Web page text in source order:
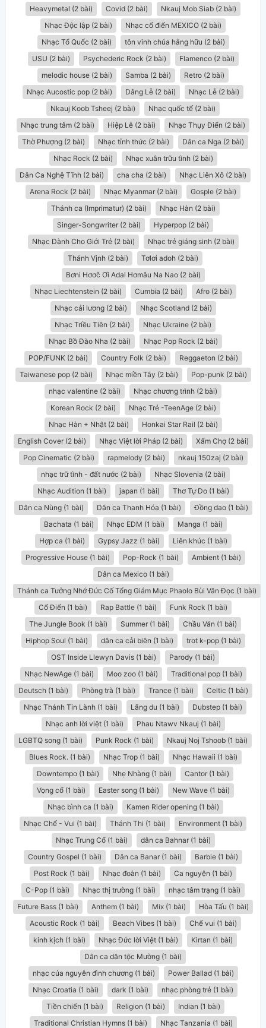
Heavymetal (2 bài) Covid (2 bài)
Nkauj Mob Siab (2 bài)
Nhạc Độc lập (2 bài)
Nhạc cổ điển MEXICO (2 bài)
Nhạc Tổ Quốc (2 bài)
tôn vinh chúa hằng hữu (2 bài)
USU (2 bài)
Psychederic Rock (2 bài)
Flamenco (2 bài)
melodic house (2 bài)
Samba (2 bài)
Retro (2 bài)
Nhạc Aucostic pop (2 bài)
Dâng Lễ (2 bài)
Nhạc Lễ (2 bài)
Nkauj Koob Tsheej (2 bài)
Nhạc quốc tế (2 bài)
Nhạc trung tâm (2 bài)
Hiệp Lễ (2 bài)
Nhạc Thụy Điển (2 bài)
Thờ Phượng (2 bài)
Nhạc tỉnh thức (2 bài)
Dân ca Nga (2 bài)
Nhạc Rock (2 bài)
Nhạc xuân trữu tình (2 bài)
Dân Ca Nghệ Tĩnh (2 bài)
cha cha (2 bài)
Nhạc Liên Xô (2 bài)
Arena Rock (2 bài)
Nhạc Myanmar (2 bài)
Gosple (2 bài)
Thánh ca (Imprimatur) (2 bài)
Nhạc Hàn (2 bài)
Singer-Songwriter (2 bài)
Hyperpop (2 bài)
Nhạc Dành Cho Giới Trẻ (2 bài)
Nhạc trẻ giáng sinh (2 bài)
Thánh Vịnh (2 bài)
Tơlơi adoh (2 bài)
Bơni Hơơč Ơi Adai Hơmâu Na Nao (2 bài)
Nhạc Liechtenstein (2 bài)
Cumbia (2 bài)
Afro (2 bài)
Nhạc cải lương (2 bài)
Nhạc Scotland (2 bài)
Nhạc Triều Tiên (2 bài)
Nhạc Ukraine (2 bài)
Nhạc Bồ Đào Nha (2 bài)
Nhạc Pop Rock (2 bài)
POP/FUNK (2 bài)
Country Folk (2 bài)
Reggaeton (2 bài)
Taiwanese pop (2 bài)
Nhạc miền Tây (2 bài)
Pop-punk (2 bài)
nhạc valentine (2 bài)
Nhạc chương trình (2 bài)
Korean Rock (2 bài)
Nhạc Trẻ -TeenAge (2 bài)
Nhạc Hàn + Nhật (2 bài)
Honkai Star Rail (2 bài)
English Cover (2 bài)
Nhạc Việt lời Pháp (2 bài)
Xẩm Chợ (2 bài)
Pop Cinematic (2 bài)
rapmelody (2 bài)
nkauj 150zaj (2 bài)
nhạc trữ tình - đất nước (2 bài)
Nhạc Slovenia (2 bài)
Nhạc Audition (1 bài)
japan (1 bài)
Thơ Tự Do (1 bài)
Dân ca Nùng (1 bài)
Dân ca Thanh Hóa (1 bài)
Đồng dao (1 bài)
Bachata (1 bài)
Nhạc EDM (1 bài)
Manga (1 bài)
Hợp ca (1 bài)
Gypsy Jazz (1 bài)
Liên khúc (1 bài)
Progressive House (1 bài)
Pop-Rock (1 bài)
Ambient (1 bài)
Dân ca Mexico (1 bài)
Thánh ca Tưởng Nhớ Đức Cố Tổng Giám Mục Phaolo Bùi Văn Đọc (1 bài)
Cổ Điển (1 bài)
Rap Battle (1 bài)
Funk Rock (1 bài)
The Jungle Book (1 bài)
Summer (1 bài)
Chầu Văn (1 bài)
Hiphop Soul (1 bài)
dân ca cải biên (1 bài)
trot k-pop (1 bài)
OST Inside Llewyn Davis (1 bài)
Parody (1 bài)
Nhạc NewAge (1 bài)
Moo zoo (1 bài)
Traditional pop (1 bài)
Deutsch (1 bài)
Phòng trà (1 bài) Trance (1 bài)
Celtic (1 bài)
Nhạc Thánh Tin Lành (1 bài)
Lãng du (1 bài)
Dubstep (1 bài)
Nhạc anh lời việt (1 bài)
Phau Ntawv Nkauj (1 bài)
LGBTQ song (1 bài)
Punk Rock (1 bài)
Nkauj Noj Tshoob (1 bài)
Blues Rock. (1 bài)
Nhạc Trop (1 bài)
Nhạc Hawaii (1 bài)
Downtempo (1 bài)
Nhẹ Nhàng (1 bài)
Cantor (1 bài)
Vọng cổ (1 bài)
Easter song (1 bài)
New Wave (1 bài)
Nhạc bình ca (1 bài)
Kamen Rider opening (1 bài)
Nhạc Chế - Vui (1 bài)
Thánh Thi (1 bài)
Environment (1 bài)
Nhạc Trung Cổ (1 bài)
dân ca Bahnar (1 bài)
Country Gospel (1 bài)
Dân ca Banar (1 bài)
Barbie (1 bài)
Post Rock (1 bài)
Nhạc đoàn (1 bài)
Ca nguyện (1 bài)
C-Pop (1 bài)
Nhạc thị trường (1 bài)
nhạc tâm trạng (1 bài)
Future Bass (1 bài)
Anthem (1 bài) Mix (1 bài)
Hòa Tấu (1 bài)
Acoustic Rock (1 bài)
Beach Vibes (1 bài)
Chế vui (1 bài)
kinh kịch (1 bài)
Nhạc Đức lời Việt (1 bài)
Kirtan (1 bài)
Dân ca dân tộc Mường (1 bài)
nhạc của nguyễn đình chương (1 bài)
Power Ballad (1 bài)
Nhạc Croatia (1 bài)
dark (1 bài)
nhạc phòng trẻ (1 bài)
Tiền chiến (1 bài)
Religion (1 bài)
Indian (1 bài)
Traditional Christian Hymns (1 bài)
Nhạc Tanzania (1 bài)